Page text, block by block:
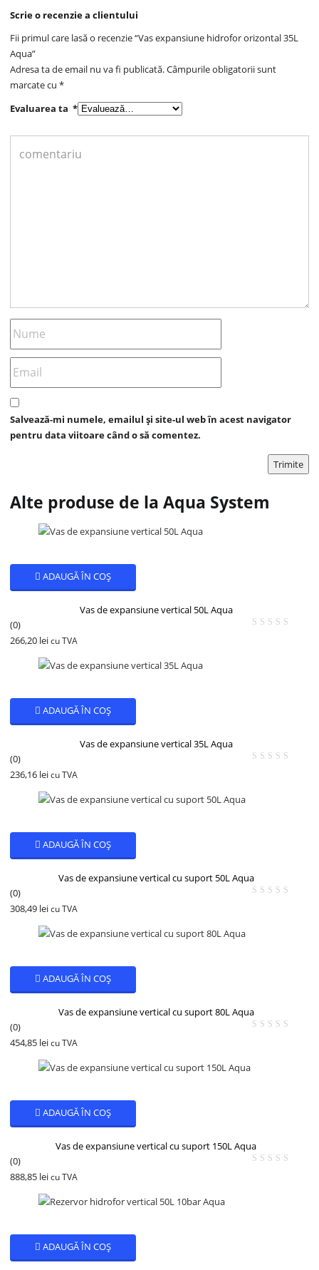
Scrie o recenzie a clientului
Fii primul care lasă o recenzie “Vas expansiune hidrofor orizontal 35L
Aqua”
Adresa ta de email nu va fi publicată.Câmpurile obligatorii sunt
marcate cu*
Evaluarea ta*
Salvează-mi numele, emailul și site-ul web în acest navigator
pentru data viitoare când o să comentez.
Alte produse de la Aqua System
ADAUGĂ ÎN COȘ
Vas de expansiune vertical 50L Aqua
(0)
266,20 lei cu TVA
ADAUGĂ ÎN COȘ
Vas de expansiune vertical 35L Aqua
(0)
236,16 lei cu TVA
ADAUGĂ ÎN COȘ
Vas de expansiune vertical cu suport 50L Aqua
(0)
308,49 lei cu TVA
ADAUGĂ ÎN COȘ
Vas de expansiune vertical cu suport 80L Aqua
(0)
454,85 lei cu TVA
ADAUGĂ ÎN COȘ
Vas de expansiune vertical cu suport 150L Aqua
(0)
888,85 lei cu TVA
ADAUGĂ ÎN COȘ